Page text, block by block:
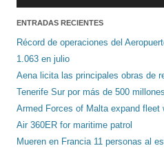
ENTRADAS RECIENTES
Récord de operaciones del
1.063 en julio
Aena licita las principales obras de
Tenerife Sur por más de 500
Armed Forces of Malta expand
Air 360ER for maritime patrol
Mueren en Francia 11 personas al